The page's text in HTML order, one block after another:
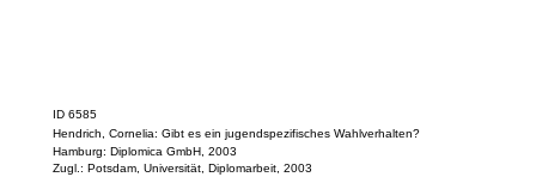
ID 6585
Hendrich, Cornelia: Gibt es ein jugendspezifisches Wahlverhalten?
Hamburg: Diplomica GmbH, 2003
Zugl.: Potsdam, Universität, Diplomarbeit, 2003